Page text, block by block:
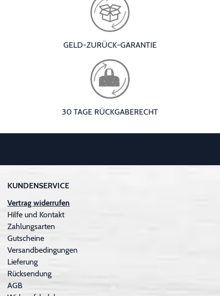
GELD-ZURÜCK-GARANTIE
30 TAGE RÜCKGABERECHT
KUNDENSERVICE
Vertrag widerrufen
Hilfe und Kontakt
Zahlungsarten
Gutscheine
Versandbedingungen
Lieferung
Rücksendung
AGB